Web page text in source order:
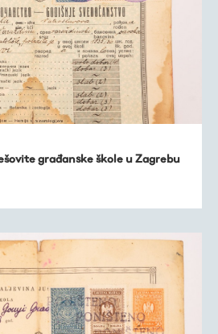
građanske škole u Zagrebu